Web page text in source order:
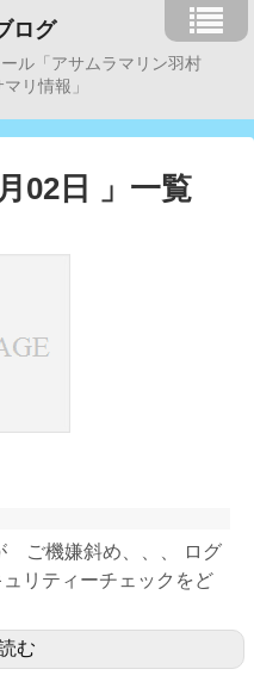
ログ
ル「アサムラマリン羽村
リ情報」
02日 」一覧
ご機嫌斜め、、、 ログ
リティーチェックをど
む